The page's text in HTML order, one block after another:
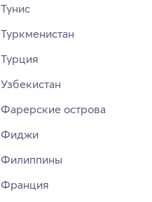
Тунис
Туркменистан
Турция
Узбекистан
Фарерские острова
Фиджи
Филиппины
Франция